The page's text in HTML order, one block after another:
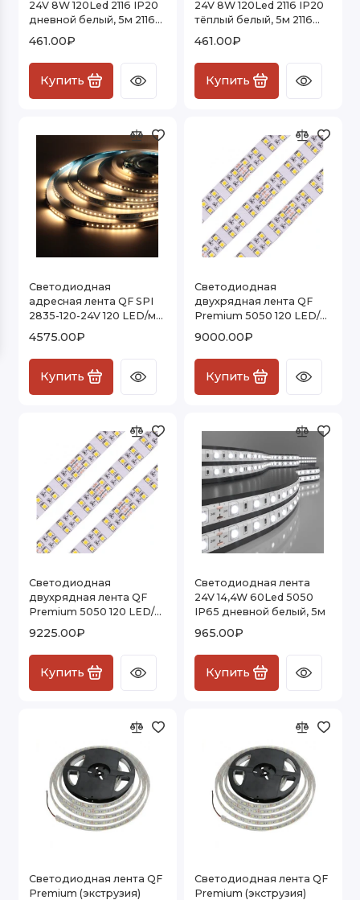
Влагозащищенная светодиодная лента
Гибкая светодиодная лента
Светодиодная лента для витрин
Светодиодные линейки
Светодиодный гибкий неон
Цветная LED лента
Лента LED 2-х двухрядная
Лента LED многорядная
Коннекторы для светодиодной ленты
Показать все
24V 8W 120Led 2116 IP20
дневной белый, 5м 2116
461.00₽
Купить
24V 8W 120Led 2116 IP20
тёплый белый, 5м 2116
461.00₽
Купить
Светодиодная
адресная лента QF SPI
2835-120-24V 120 LED/м
2835-120-24V) IP20, 5м
4575.00₽
Купить
Светодиодная
двухрядная лента QF
Premium 5050 120 LED/м
120-24V) IP20, 5м
9000.00₽
Купить
Светодиодная
двухрядная лента QF
Premium 5050 120 LED/м
(5050-120-24V-RGB) IP20,
5м
9225.00₽
Купить
Светодиодная лента
24V 14,4W 60Led 5050
IP65 дневной белый, 5м
965.00₽
Купить
Светодиодная лента QF
Premium (экструзия)
Светодиодная лента QF
Premium (экструзия)